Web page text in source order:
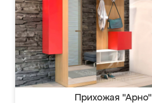
Прихожая "Арно"